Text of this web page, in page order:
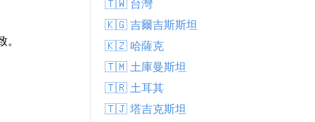
🇹🇼 台灣
🇰🇬 吉爾吉斯斯坦
🇰🇿 哈薩克
🇹🇲 土庫曼斯坦
🇹🇷 土耳其
🇹🇯 塔吉克斯坦